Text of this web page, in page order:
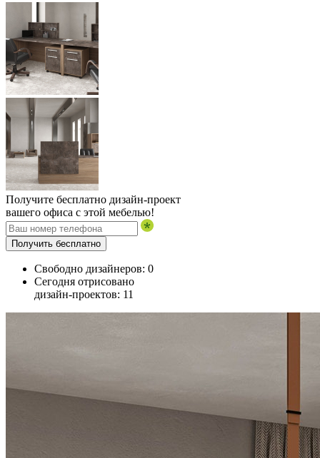
Получите бесплатно дизайн-проект
вашего офиса с этой мебелью!
Получить бесплатно
Свободно дизайнеров: 0
Сегодня отрисовано
дизайн-проектов: 11